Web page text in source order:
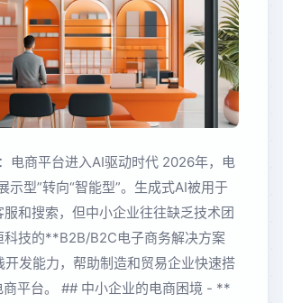
电商平台进入AI驱动时代 2026年，电
示型”转向“智能型”。生成式AI被用于
服和搜索，但中小企业往往缺乏技术团
科技的**B2B/B2C电子商务解决方案
发能力，帮助制造和贸易企业快速搭
商平台。 ## 中小企业的电商困境 - **